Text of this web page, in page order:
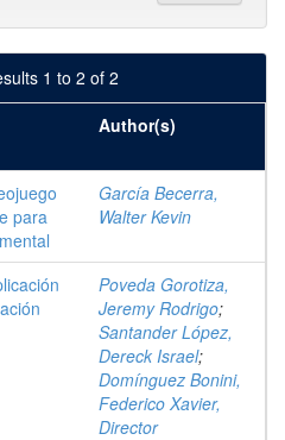
1 to 2 of 2
Author(s)
para
García Becerra,
Walter Kevin
Poveda Gorotiza,
Jeremy Rodrigo;
Santander López,
Dereck Israel;
Domínguez Bonini,
Federico Xavier,
Director